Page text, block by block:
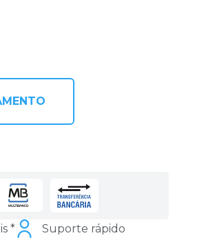
* Suporte rápido